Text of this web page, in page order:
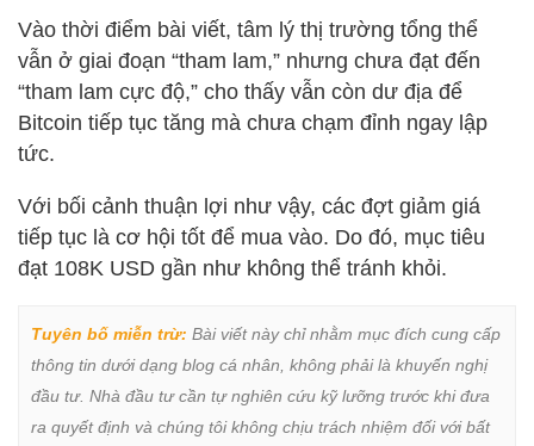
Vào thời điểm bài viết, tâm lý thị trường tổng thể
vẫn ở giai đoạn “tham lam,” nhưng chưa đạt đến
“tham lam cực độ,” cho thấy vẫn còn dư địa để
Bitcoin tiếp tục tăng mà chưa chạm đỉnh ngay lập
tức.
Với bối cảnh thuận lợi như vậy, các đợt giảm giá
tiếp tục là cơ hội tốt để mua vào. Do đó, mục tiêu
đạt 108K USD gần như không thể tránh khỏi.
Tuyên bố miễn trừ: Bài viết này chỉ nhằm mục đích cung cấp
thông tin dưới dạng blog cá nhân, không phải là khuyến nghị
đầu tư. Nhà đầu tư cần tự nghiên cứu kỹ lưỡng trước khi đưa
ra quyết định và chúng tôi không chịu trách nhiệm đối với bất